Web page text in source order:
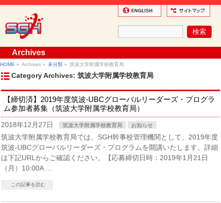
Archives
HOME » Archives » 未分類 » 筑波大学附属学校教育局
Category Archives: 筑波大学附属学校教育局
【締切済】2019年度筑波-UBCグローバルリーダーズ・プログラ
ム参加者募集（筑波大学附属学校教育局）
2018年12月27日 筑波大学附属学校教育局 お知らせ
筑波大学附属学校教育局では、SGH幹事校管理機関として、2019年度
筑波-UBCグローバルリーダーズ・プログラムを開講いたします。詳細
は下記URLからご確認ください。【応募締切日時：2019年1月21日
（月）10:00A …
この記事を読む